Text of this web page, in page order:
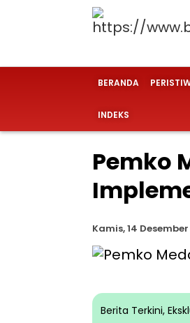
BERANDA
INDEKS
Pemko
Kamis, 14 Desember
Berita Terkini,